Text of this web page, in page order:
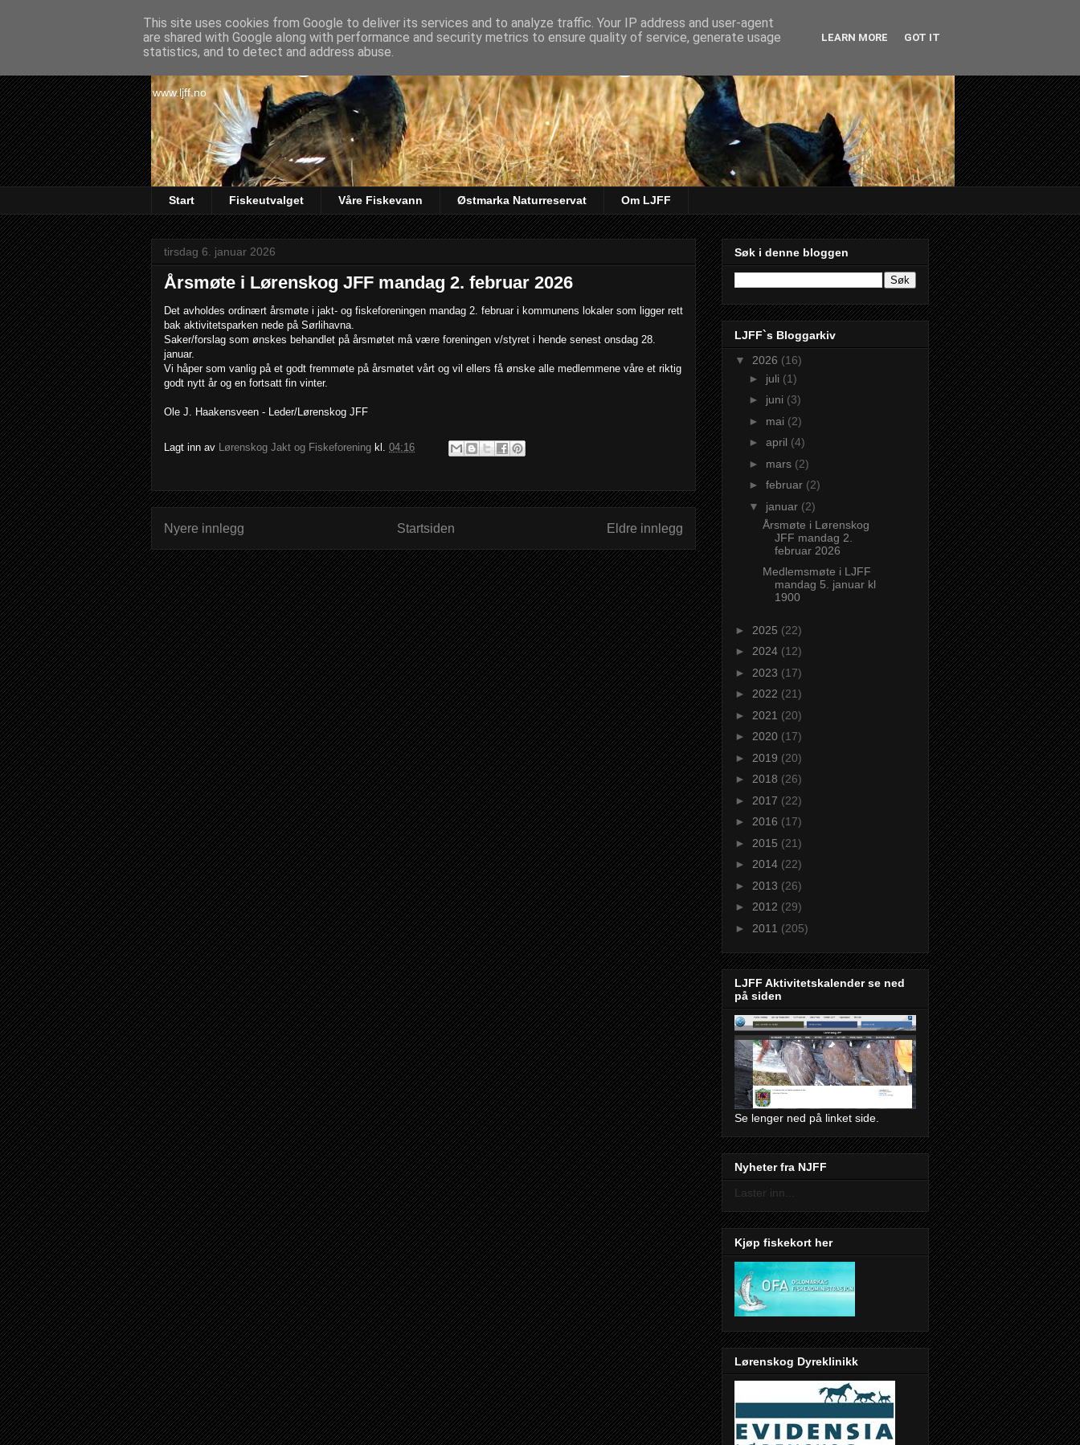
Lørenskog Jakt & Fiskeforening
www.ljff.no
Start Fiskeutvalget Våre Fiskevann Østmarka Naturreservat Om LJFF
tirsdag 6. januar 2026
Årsmøte i Lørenskog JFF mandag 2. februar 2026
Det avholdes ordinært årsmøte i jakt- og fiskeforeningen mandag 2. februar i kommunens lokaler som ligger rett
bak aktivitetsparken nede på Sørlihavna.
Saker/forslag som ønskes behandlet på årsmøtet må være foreningen v/styret i hende senest onsdag 28.
januar.
Vi håper som vanlig på et godt fremmøte på årsmøtet vårt og vil ellers få ønske alle medlemmene våre et riktig
godt nytt år og en fortsatt fin vinter.
Ole J. Haakensveen - Leder/Lørenskog JFF
Lagt inn av Lørenskog Jakt og Fiskeforening kl. 04:16
Nyere innlegg Eldre innlegg
Startsiden
Søk i denne bloggen
LJFF`s Bloggarkiv
▼ 2026 (16)
► juli (1)
► juni (3)
► mai (2)
► april (4)
► mars (2)
► februar (2)
▼ januar (2)
Årsmøte i Lørenskog
JFF mandag 2.
februar 2026
Medlemsmøte i LJFF
mandag 5. januar kl
1900
► 2025 (22)
► 2024 (12)
► 2023 (17)
► 2022 (21)
► 2021 (20)
► 2020 (17)
► 2019 (20)
► 2018 (26)
► 2017 (22)
► 2016 (17)
► 2015 (21)
► 2014 (22)
► 2013 (26)
► 2012 (29)
► 2011 (205)
LJFF Aktivitetskalender se ned
på siden
Se lenger ned på linket side.
Nyheter fra NJFF
Laster inn...
Kjøp fiskekort her
Lørenskog Dyreklinikk
This site uses cookies from Google to deliver its services and to analyze traffic. Your IP address and user-agent
are shared with Google along with performance and security metrics to ensure quality of service, generate usage
statistics, and to detect and address abuse.
LEARN MORE GOT IT